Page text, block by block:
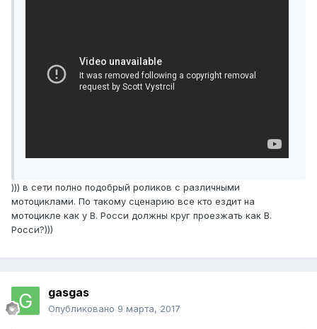
))) в сети полно подобрый роликов с различными
мотоциклами. По такому сценарию все кто ездит на
мотоцикле как у В. Росси должны круг проезжать как В.
Росси?)))
gasgas
Опубликовано 9 марта, 2017